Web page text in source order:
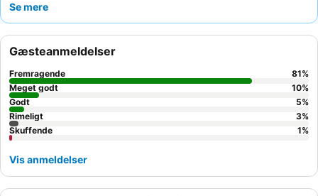
Gæster roser konsekvent det enestående personale og den
udsøgt tyrkisk køkken og betagende byudsigt.
Se mere
Gæsteanmeldelser
Fremragende 81%
Meget godt
10%
Godt
5%
Rimeligt
3%
Skuffende
1%
Vis anmeldelser